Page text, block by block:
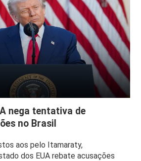
nega tentativa de
no Brasil
aos pelo Itamaraty,
dos EUA rebate acusações